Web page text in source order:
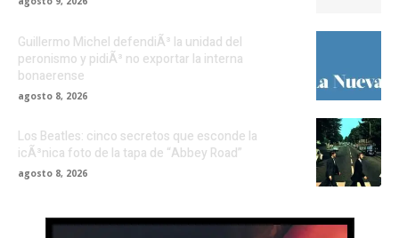
Guillermo Michel defendiÃ³ la unidad del
peronismo y pidiÃ³ no exportar la interna
bonaerense
agosto 8, 2026
Los Beatles: cinco secretos que esconde la
icÃ³nica foto de la tapa de “Abbey Road”
agosto 8, 2026